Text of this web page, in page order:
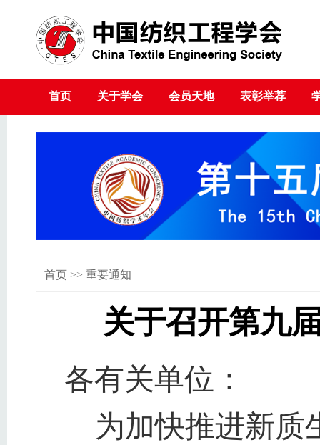
首页 关于学会 会员天地 表彰举荐
首页 >> 重要通知
关于召开第九
各有关单位：
为加快推进新质